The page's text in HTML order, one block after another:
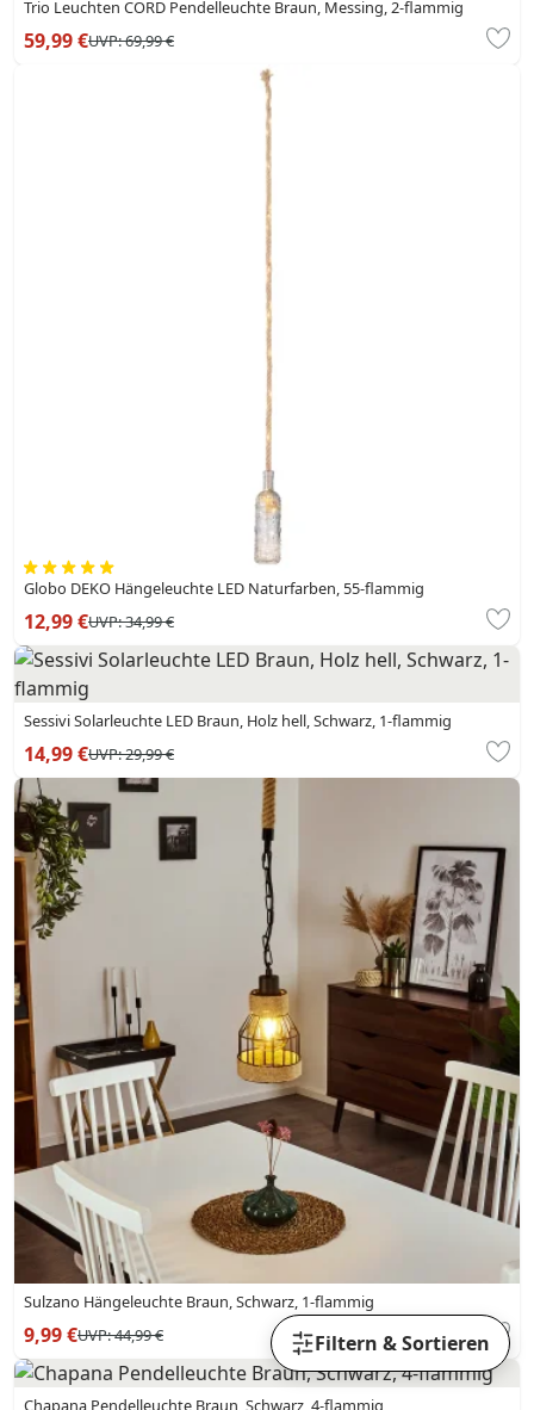
Filtern & Sortieren
Trio Leuchten CORD Pendelleuchte Braun, Messing, 2-flammig
59,99 €UVP:69,99 €
Globo DEKO Hängeleuchte LED Naturfarben, 55-flammig
12,99 €UVP:34,99 €
Sessivi Solarleuchte LED Braun, Holz hell, Schwarz, 1-flammig
14,99 €UVP:29,99 €
Sulzano Hängeleuchte Braun, Schwarz, 1-flammig
9,99 €UVP:44,99 €
Chapana Pendelleuchte Braun, Schwarz, 4-flammig